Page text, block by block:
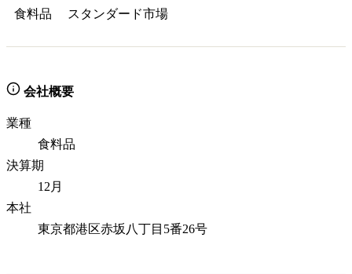
食料品 スタンダード市場
会社概要
業種
食料品
決算期
12月
本社
東京都港区赤坂八丁目5番26号